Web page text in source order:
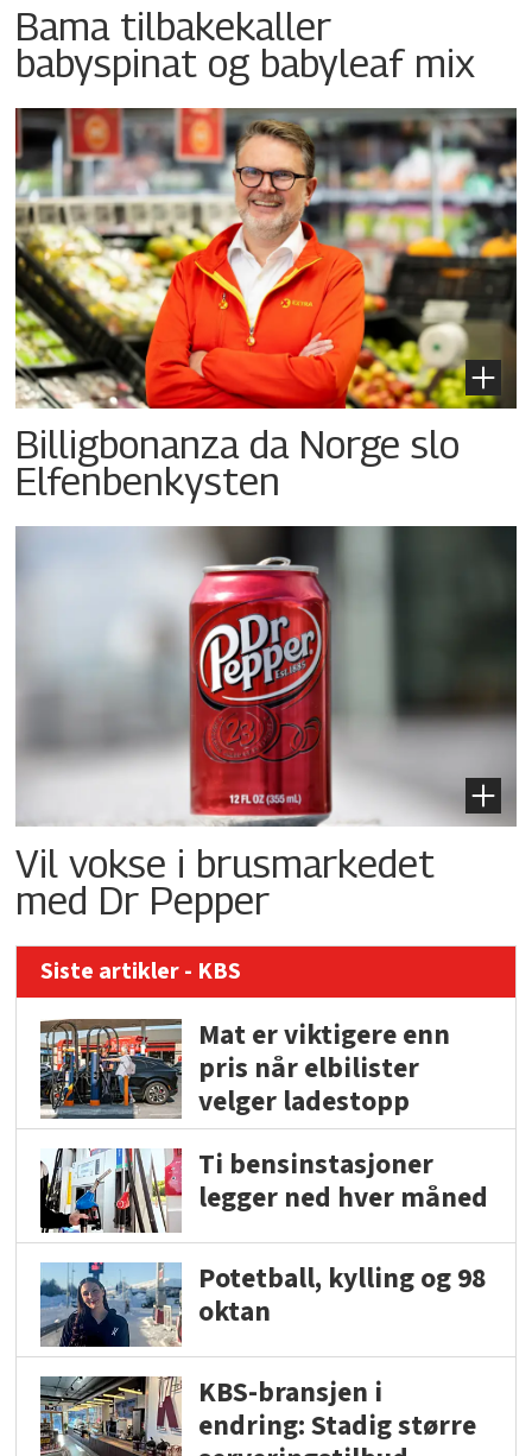
Bama tilbakekaller
babyspinat og babyleaf mix
Billigbonanza da Norge slo
Elfenbenkysten
Vil vokse i brusmarkedet
med Dr Pepper
Siste artikler - KBS
Mat er viktigere enn
pris når elbilister
velger ladestopp
Ti bensinstasjoner
legger ned hver måned
Potetball, kylling og 98
oktan
KBS-bransjen i
endring: Stadig større